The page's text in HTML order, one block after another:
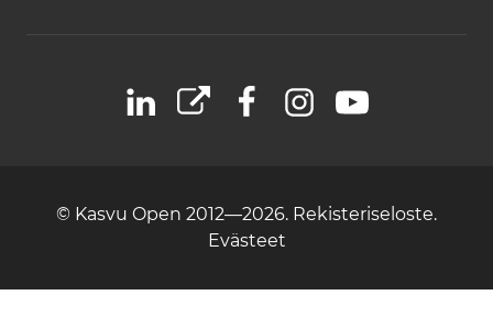
LinkedIn
X FacebookInstagramYouTube
© Kasvu Open 2012—2026. Rekisteriseloste.
Evästeet